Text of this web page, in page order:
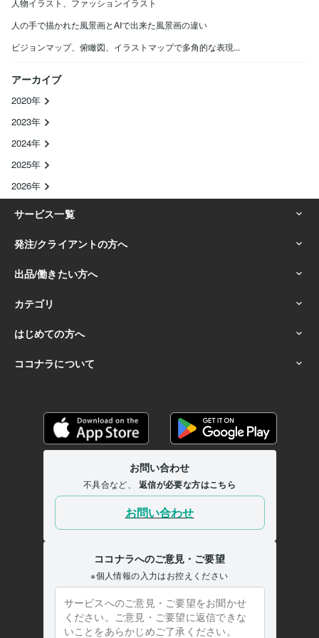
人物イラスト、ファッションイラスト
人の手で描かれた風景画とAIで出来た風景画の違い
ビジョンマップ、俯瞰図、イラストマップで多角的な表現...
アーカイブ
2020年
2023年
2024年
2025年
2026年